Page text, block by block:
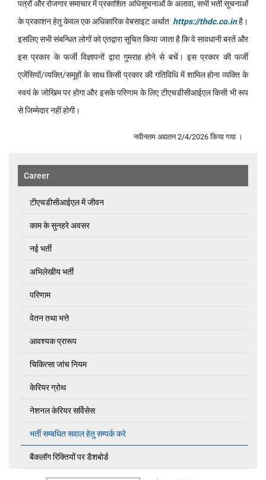
पत्रों और रोजगार समाचार में प्रकाशित अधिसूचनाओं के अलावा, सभी भर्ती सूचनाओं
के प्रकाशन हेतु केवल एक अधिकारिक वेबसाइट अर्थात https://thdc.co.inहै।
इसलिए सभी संबन्धित लोगों को एतद्वारा सूचित किया जाता है कि वे सावधानी बरतें और
इस प्रकार के फर्जी विज्ञापनों द्वारा गुमराह होने से बचें। इस प्रकार की फर्जी
एजेंसियों/व्यक्ति/समूहों के साथ किसी प्रकार की गतिविधि में शामिल होना व्यक्ति के
स्वयं के जोखिम पर होगा और इसके परिणाम के लिए टीएचडीसीआईएल किसी भी रूप
से जिम्मेदार नहीं होगी।
नवीनतम अद्यतन 2/4/2026 किया गया ।
Career
टीएचडीसीआईएल में जीवन
काम के सुनहरे अवसर
नई भर्ती
अभिलेखीय भर्ती
परिणाम
वेतन तथा भत्ते
आवश्यक प्रारूप
चिकित्सा जांच नियम
केरियर ग्रोथ
नेशनल केरियर सर्विसेस
भर्ती सम्बधित सवाल हेतु सम्पर्क करे
बैकलॉग रिक्तियों पर डैशबोर्ड